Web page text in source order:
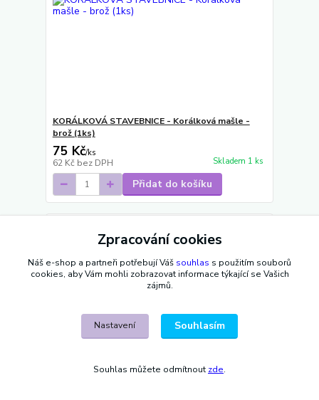
KORÁLKOVÁ STAVEBNICE - Korálková mašle -
brož (1ks)
75 Kč/ks
62 Kč bez DPH Skladem 1 ks
Přidat do košíku
Zpracování cookies
Náš e-shop a partneři potřebují Váš souhlas s použitím souborů
cookies, aby Vám mohli zobrazovat informace týkající se Vašich
zájmů.
Nastavení Souhlasím
Souhlas můžete odmítnout zde.